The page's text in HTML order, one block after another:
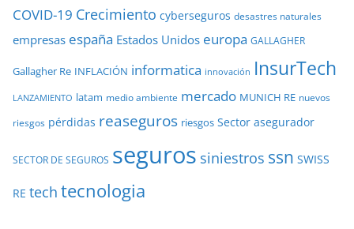
COVID-19 Crecimiento cyberseguros desastres naturales
empresas españa Estados Unidos europa GALLAGHER
Gallagher Re INFLACIÓN informatica innovación InsurTech
LANZAMIENTO latam medio ambiente mercado MUNICH RE nuevos
riesgos pérdidas reaseguros riesgos Sector asegurador
SECTOR DE SEGUROS seguros siniestros ssn SWISS
RE tech tecnologia